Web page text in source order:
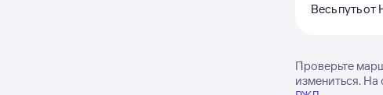
Весь путь
Проверьте
измениться. На